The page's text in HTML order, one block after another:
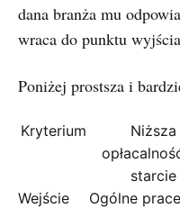
dana branża mu
wraca do punktu
Poniżej prostsza i
Kryterium
Niższa
starcie
Wejście
Ogólne prace